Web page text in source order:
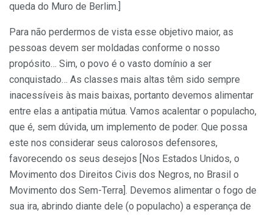
queda do Muro de Berlim.]
Para não perdermos de vista esse objetivo maior, as
pessoas devem ser moldadas conforme o nosso
propósito… Sim, o povo é o vasto domínio a ser
conquistado… As classes mais altas têm sido sempre
inacessíveis às mais baixas, portanto devemos alimentar
entre elas a antipatia mútua. Vamos acalentar o populacho,
que é, sem dúvida, um implemento de poder. Que possa
este nos considerar seus calorosos defensores,
favorecendo os seus desejos [Nos Estados Unidos, o
Movimento dos Direitos Civis dos Negros, no Brasil o
Movimento dos Sem-Terra]. Devemos alimentar o fogo de
sua ira, abrindo diante dele (o populacho) a esperança de